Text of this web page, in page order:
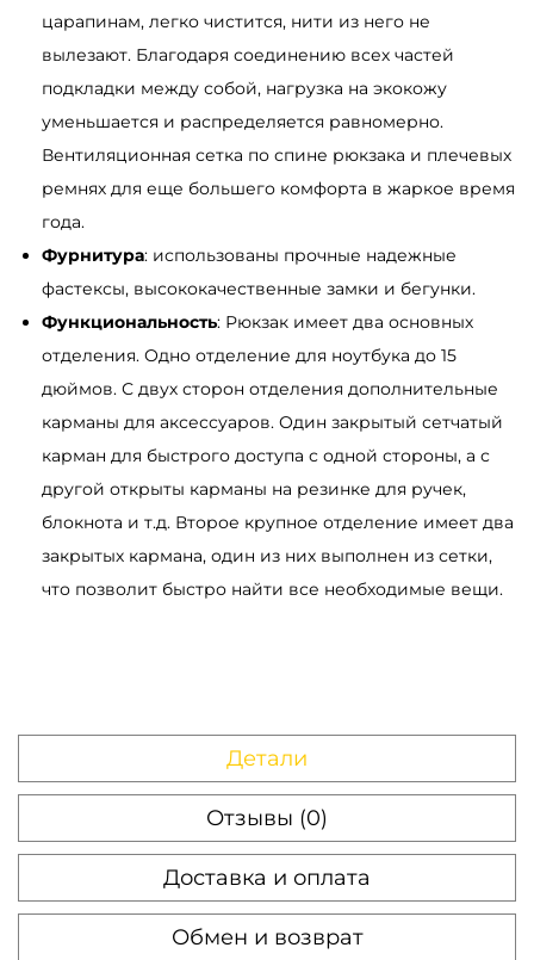
b
a
g
A
u
r
a
п
р
и
н
т
ч
е
р
н
ы
й
царапинам, легко чистится, нити из него не
вылезают. Благодаря соединению всех частей
подкладки между собой, нагрузка на экокожу
уменьшается и распределяется равномерно.
Вентиляционная сетка по спине рюкзака и плечевых
ремнях для еще большего комфорта в жаркое время
года.
Фурнитура: использованы прочные надежные
фастексы, высококачественные замки и бегунки.
Функциональность: Рюкзак имеет два основных
отделения. Одно отделение для ноутбука до 15
дюймов. С двух сторон отделения дополнительные
карманы для аксессуаров. Один закрытый сетчатый
карман для быстрого доступа с одной стороны, а с
другой открыты карманы на резинке для ручек,
блокнота и т.д. Второе крупное отделение имеет два
закрытых кармана, один из них выполнен из сетки,
что позволит быстро найти все необходимые вещи.
Детали
Отзывы (0)
Доставка и оплата
Обмен и возврат